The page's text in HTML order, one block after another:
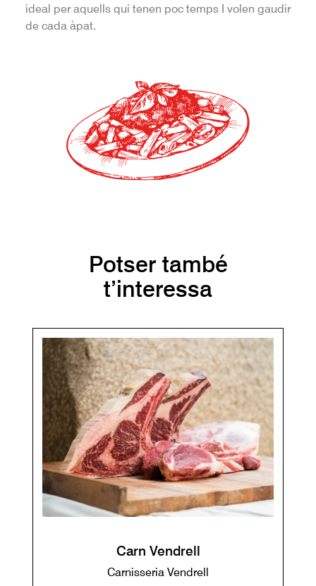
ideal per aquells qui tenen poc temps I volen gaudir
de cada àpat.
Potser també
t’interessa
Carn Vendrell
Carnisseria Vendrell